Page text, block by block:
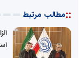
::مطالب مرتبط